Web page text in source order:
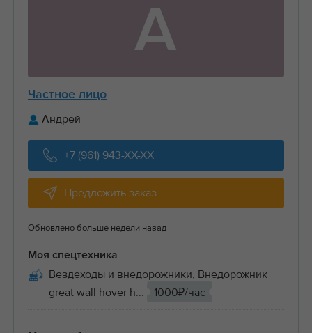
А
Частное лицо
Андрей
+7 (961) 943-XX-XX
Предложить заказ
Обновлено больше недели назад
Моя спецтехника
Вездеходы и внедорожники, Внедорожник
great wall hover h...
1000₽/час